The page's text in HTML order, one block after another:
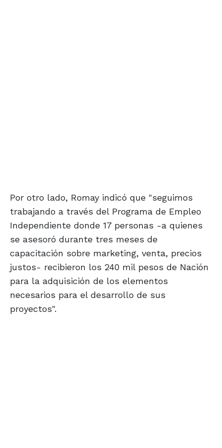
Por otro lado, Romay indicó que "seguimos
trabajando a través del Programa de Empleo
Independiente donde 17 personas -a quienes
se asesoró durante tres meses de
capacitación sobre marketing, venta, precios
justos- recibieron los 240 mil pesos de Nación
para la adquisición de los elementos
necesarios para el desarrollo de sus
proyectos".